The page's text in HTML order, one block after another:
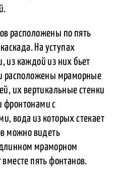
расположены по пять
На уступах
из каждой из них бьет
расположены мраморные
их вертикальные стенки
фронтонами с
вода из которых стекает
можно видеть
мраморном
пять фонтанов.